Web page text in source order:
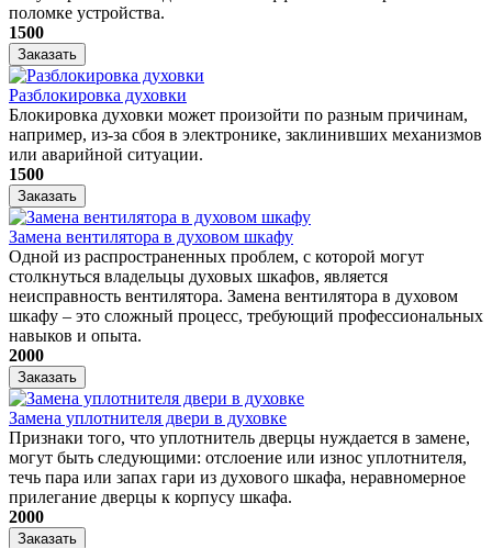
поломке устройства.
1500
Заказать
Разблокировка духовки
Блокировка духовки может произойти по разным причинам,
например, из-за сбоя в электронике, заклинивших механизмов
или аварийной ситуации.
1500
Заказать
Замена вентилятора в духовом шкафу
Одной из распространенных проблем, с которой могут
столкнуться владельцы духовых шкафов, является
неисправность вентилятора. Замена вентилятора в духовом
шкафу – это сложный процесс, требующий профессиональных
навыков и опыта.
2000
Заказать
Замена уплотнителя двери в духовке
Признаки того, что уплотнитель дверцы нуждается в замене,
могут быть следующими: отслоение или износ уплотнителя,
течь пара или запах гари из духового шкафа, неравномерное
прилегание дверцы к корпусу шкафа.
2000
Заказать